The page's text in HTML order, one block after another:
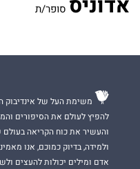
סופר/ת
משימת העל של אינדיבוק
להפיץ לעולם את הסיפורים
והעשיר את כוח הקריאה בעולם
ולמידה, בדיוק כמוכם, אנו
אדם ומילים יכולות להעצים